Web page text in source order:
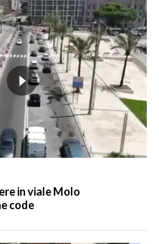
in viale Molo
code